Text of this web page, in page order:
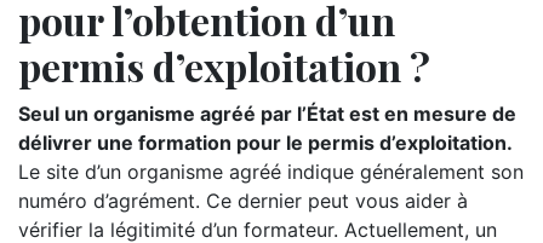
pour l’obtention d’un
permis d’exploitation ?
Seul un organisme agréé par l’État est en mesure de
délivrer une formation pour le permis d’exploitation.
Le site d’un organisme agréé indique généralement son
numéro d’agrément. Ce dernier peut vous aider à
vérifier la légitimité d’un formateur. Actuellement, un